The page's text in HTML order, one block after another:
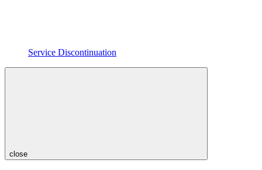
Service Discontinuation
close